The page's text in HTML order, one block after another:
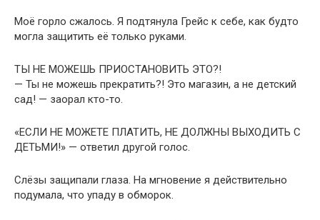
Моё горло сжалось. Я подтянула Грейс к себе, как будто
могла защитить её только руками.
ТЫ НЕ МОЖЕШЬ ПРИОСТАНОВИТЬ ЭТО?!
— Ты не можешь прекратить?! Это магазин, а не детский
сад! — заорал кто-то.
«ЕСЛИ НЕ МОЖЕТЕ ПЛАТИТЬ, НЕ ДОЛЖНЫ ВЫХОДИТЬ С
ДЕТЬМИ!» — ответил другой голос.
Слёзы защипали глаза. На мгновение я действительно
подумала, что упаду в обморок.